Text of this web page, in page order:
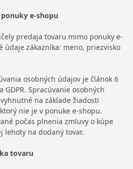
e-shopu
predaja tovaru mimo ponuky e-
údaje zákazníka: meno, priezvisko
osobných údajov je článok 6
Spracúvanie osobných
na základe žiadosti
nie je v ponuke e-shopu.
počas plnenia zmluvy o kúpe
lehoty na dodaný tovar.
tovaru